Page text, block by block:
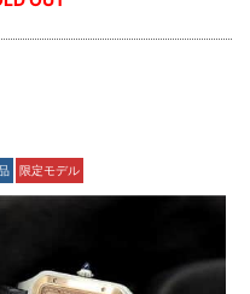
限定モデル